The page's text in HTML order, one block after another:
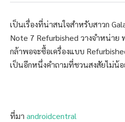
เป็นเรื่องที่น่าสนใจสำหรับสาวก
Note 7 Refurbished วางจำหน่าย
กล้าพอจะซื้อเครื่องแบบ
เป็นอีกหนึ่งคำถามที่ชวนสงสัยไม่น้อ
ที่มา androidcentral